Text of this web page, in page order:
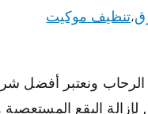
،تنظيف موكيت
ونعتبر أفضل
البقع المستعصية